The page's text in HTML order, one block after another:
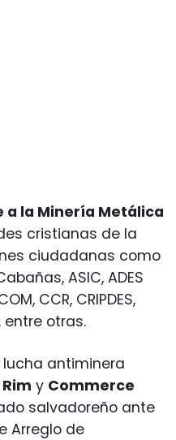
a la Minería Metálica
cristianas de la
ciudadanas como
ASIC, ADES
CCR, CRIPDES,
entre otras.
antiminera
y Commerce
salvadoreño ante
Arreglo de